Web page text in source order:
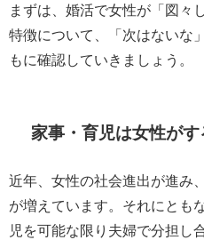
まずは、婚活で女性が「図々
特徴について、「次はないな
もに確認していきましょう。
家事・育児は女性が
近年、女性の社会進出が進み
が増えています。それにとも
児を可能な限り夫婦で分担し